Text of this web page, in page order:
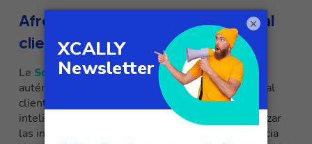
Afrontar el futuro de la atención al
cliente con XCALLY
Le Soluciones de IA XCALLY representan una
auténtica revolución para el sector de la atención al
cliente. Integrando las mejores herramientas de
inteligencia artificial, las empresas pueden optimizar
las interacciones con los clientes, mejorar la eficacia
×